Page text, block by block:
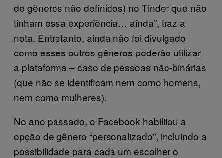
de gêneros não definidos) no Tinder que não
tinham essa experiência… ainda”, traz a
nota. Entretanto, ainda não foi divulgado
como esses outros gêneros poderão utilizar
a plataforma – caso de pessoas não-binárias
(que não se identificam nem como homens,
nem como mulheres).
No ano passado, o Facebook habilitou a
opção de gênero “personalizado”, incluindo a
possibilidade para cada um escolher o